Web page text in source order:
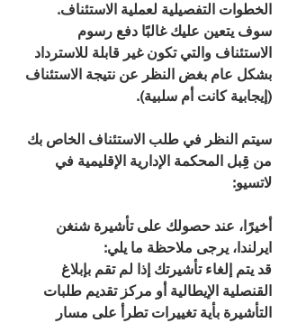
الخطوات التفصيلية لعملية الاستئناف.
سوف يتعين عليك غالبًا دفع رسوم
الاستئناف والتي تكون غير قابلة للاسترداد
بشكل عام بغض النظر عن نتيجة الاستئناف
(إيجابية كانت أم سلبية).
سيتم النظر في طلب الاستئناف الخاص بك
من قِبل المحكمة الإدارية الإقليمية في
لاتسيو:
أخيرًا، عند حصولك على تأشيرة شنغن
ايرلندا، يرجى ملاحظة ما يلي:
قد يتم إلغاء تأشيرتك إذا لم تقم بإبلاغ
القنصلية الإيطالية أو مركز تقديم طلبات
التأشيرة بأية تغييرات تطرأ على مسار